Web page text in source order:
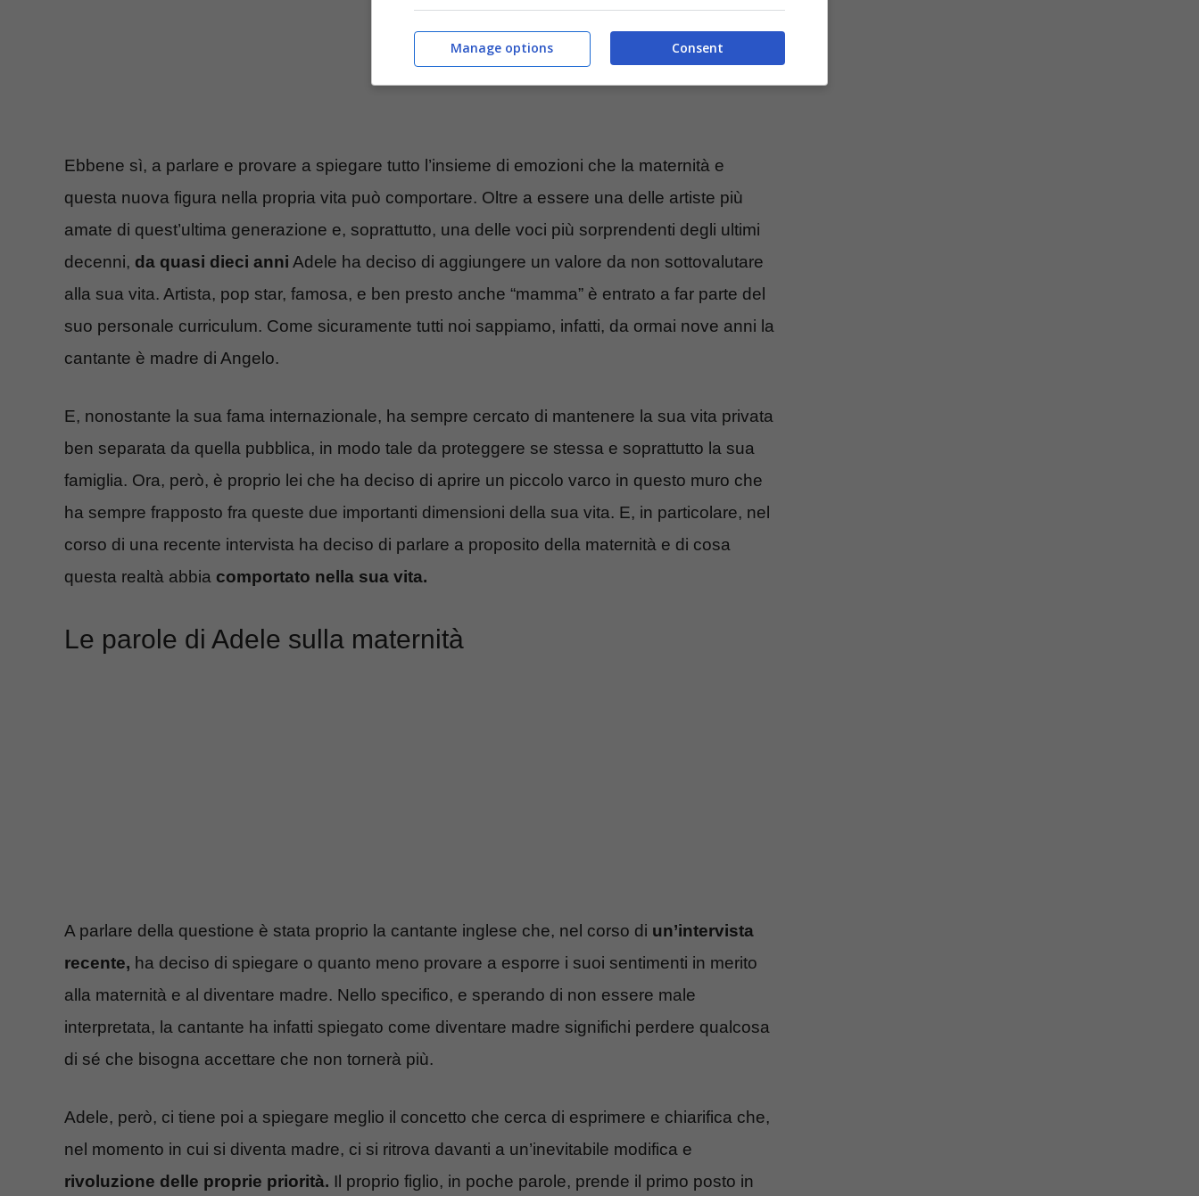
Ebbene sì, a parlare e provare a spiegare tutto l’insieme di emozioni che la maternità e
questa nuova figura nella propria vita può comportare. Oltre a essere una delle artiste più
amate di quest’ultima generazione e, soprattutto, una delle voci più sorprendenti degli ultimi
decenni, da quasi dieci anni Adele ha deciso di aggiungere un valore da non sottovalutare
alla sua vita. Artista, pop star, famosa, e ben presto anche “mamma” è entrato a far parte del
suo personale curriculum. Come sicuramente tutti noi sappiamo, infatti, da ormai nove anni la
cantante è madre di Angelo.
E, nonostante la sua fama internazionale, ha sempre cercato di mantenere la sua vita privata
ben separata da quella pubblica, in modo tale da proteggere se stessa e soprattutto la sua
famiglia. Ora, però, è proprio lei che ha deciso di aprire un piccolo varco in questo muro che
ha sempre frapposto fra queste due importanti dimensioni della sua vita. E, in particolare, nel
corso di una recente intervista ha deciso di parlare a proposito della maternità e di cosa
questa realtà abbia comportato nella sua vita.
Le parole di Adele sulla maternità
A parlare della questione è stata proprio la cantante inglese che, nel corso di un’intervista
recente, ha deciso di spiegare o quanto meno provare a esporre i suoi sentimenti in merito
alla maternità e al diventare madre. Nello specifico, e sperando di non essere male
interpretata, la cantante ha infatti spiegato come diventare madre significhi perdere qualcosa
di sé che bisogna accettare che non tornerà più.
Adele, però, ci tiene poi a spiegare meglio il concetto che cerca di esprimere e chiarifica che,
nel momento in cui si diventa madre, ci si ritrova davanti a un’inevitabile modifica e
rivoluzione delle proprie priorità. Il proprio figlio, in poche parole, prende il primo posto in
Consent
Manage options